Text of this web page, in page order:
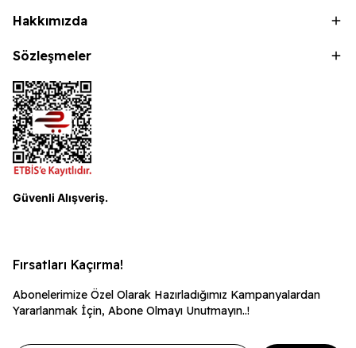
Hakkımızda
Sözleşmeler
Güvenli Alışveriş.
Fırsatları Kaçırma!
Abonelerimize Özel Olarak Hazırladığımız Kampanyalardan
Yararlanmak İçin, Abone Olmayı Unutmayın..!